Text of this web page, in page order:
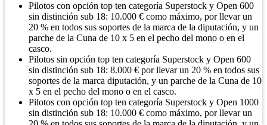
Pilotos con opción top ten categoría Superstock y Open 600
sin distinción sub 18: 10.000 € como máximo, por llevar un
20 % en todos sus soportes de la marca de la diputación, y un
parche de la Cuna de 10 x 5 en el pecho del mono o en el
casco.
Pilotos sin opción top ten categoría Superstock y Open 600
sin distinción sub 18: 8.000 € por llevar un 20 % en todos sus
soportes de la marca diputación, y un parche de la Cuna de 10
x 5 en el pecho del mono o en el casco.
Pilotos con opción top ten categoría Superstock y Open 1000
sin distinción sub 18: 10.000 € como máximo, por llevar un